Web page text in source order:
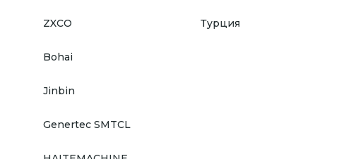
ZXCO
Bohai
Jinbin
Genertec SMTCL
Турция